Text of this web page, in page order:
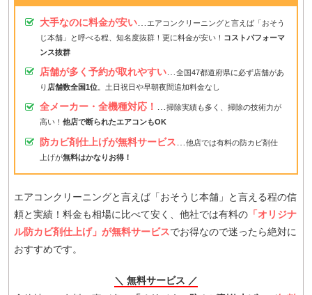
大手なのに料金が安い…
エアコンクリーニングと言えば「おそう
じ本舗」と呼べる程、知名度抜群！更に料金が安い！ コストパフォーマ
ンス抜群
店舗が多く予約が取れやすい…全国47都道府県に必ず店舗があ
り 店舗数全国1位。土日祝日や早朝夜間追加料金なし
全メーカー・全機種対応！ …掃除実績も多く、掃除の技術力が
高い！ 他店で断られたエアコンもOK
防カビ剤仕上げが無料サービス
他店では有料の防カビ剤仕
上げが無料はかなりお得！
エアコンクリーニングと言えば「おそうじ本舗」と言える程の信
頼と実績！料金も相場に比べて安く、他社では有料の 「オリジナ
ル防カビ剤仕上げ」が無料サービスでお得なので迷ったら絶対に
おすすめです。
＼ 無料サービス ／